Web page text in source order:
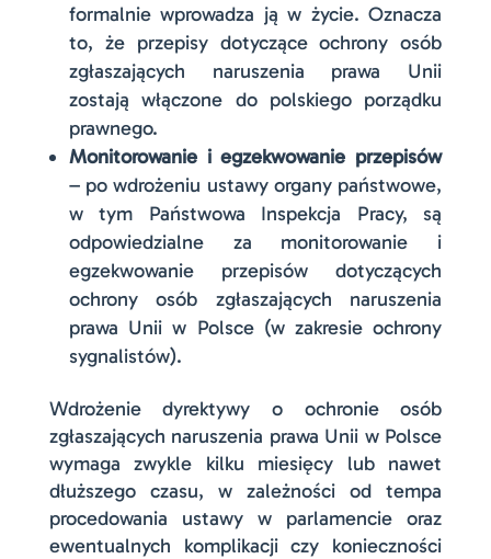
formalnie wprowadza ją w życie. Oznacza
to, że przepisy dotyczące ochrony osób
zgłaszających naruszenia prawa Unii
zostają włączone do polskiego porządku
prawnego.
Monitorowanie i egzekwowanie przepisów
– po wdrożeniu ustawy organy państwowe,
w tym Państwowa Inspekcja Pracy, są
odpowiedzialne za monitorowanie i
egzekwowanie przepisów dotyczących
ochrony osób zgłaszających naruszenia
prawa Unii w Polsce (w zakresie ochrony
sygnalistów).
Wdrożenie dyrektywy o ochronie osób
zgłaszających naruszenia prawa Unii w Polsce
wymaga zwykle kilku miesięcy lub nawet
dłuższego czasu, w zależności od tempa
procedowania ustawy w parlamencie oraz
ewentualnych komplikacji czy konieczności